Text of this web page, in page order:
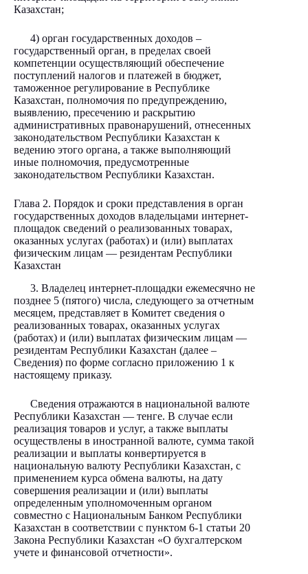
Казахстан;
4) орган государственных доходов –
государственный орган, в пределах своей
компетенции осуществляющий обеспечение
поступлений налогов и платежей в бюджет,
таможенное регулирование в Республике
Казахстан, полномочия по предупреждению,
выявлению, пресечению и раскрытию
административных правонарушений, отнесенных
законодательством Республики Казахстан к
ведению этого органа, а также выполняющий
иные полномочия, предусмотренные
законодательством Республики Казахстан.
Глава 2. Порядок и сроки представления в орган
государственных доходов владельцами интернет-
площадок сведений о реализованных товарах,
оказанных услугах (работах) и (или) выплатах
физическим лицам — резидентам Республики
Казахстан
3. Владелец интернет-площадки ежемесячно не
позднее 5 (пятого) числа, следующего за отчетным
месяцем, представляет в Комитет сведения о
реализованных товарах, оказанных услугах
(работах) и (или) выплатах физическим лицам —
резидентам Республики Казахстан (далее –
Сведения) по форме согласно приложению 1 к
настоящему приказу.
Сведения отражаются в национальной валюте
Республики Казахстан — тенге. В случае если
реализация товаров и услуг, а также выплаты
осуществлены в иностранной валюте, сумма такой
реализации и выплаты конвертируется в
национальную валюту Республики Казахстан, с
применением курса обмена валюты, на дату
совершения реализации и (или) выплаты
определенным уполномоченным органом
совместно с Национальным Банком Республики
Казахстан в соответствии с пунктом 6-1 статьи 20
Закона Республики Казахстан «О бухгалтерском
учете и финансовой отчетности».